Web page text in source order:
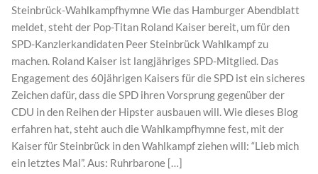
Steinbrück-Wahlkampfhymne Wie das Hamburger Abendblatt
meldet, steht der Pop-Titan Roland Kaiser bereit, um für den
SPD-Kanzlerkandidaten Peer Steinbrück Wahlkampf zu
machen. Roland Kaiser ist langjähriges SPD-Mitglied. Das
Engagement des 60jährigen Kaisers für die SPD ist ein sicheres
Zeichen dafür, dass die SPD ihren Vorsprung gegenüber der
CDU in den Reihen der Hipster ausbauen will. Wie dieses Blog
erfahren hat, steht auch die Wahlkampfhymne fest, mit der
Kaiser für Steinbrück in den Wahlkampf ziehen will: “Lieb mich
ein letztes Mal”. Aus: Ruhrbarone […]